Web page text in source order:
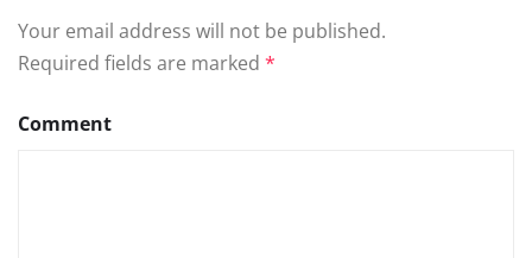
Your email address will not be published.
Required fields are marked *
Comment